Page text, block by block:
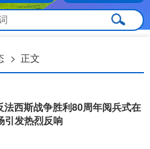
> 正文
西斯战争胜利80周年阅兵式在
引发热烈反响